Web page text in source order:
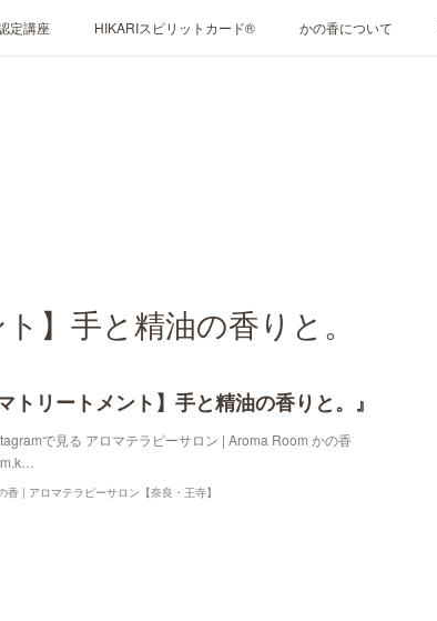
定講座 HIKARIスピリットカード® かの香について
】手と精油の香りと。
トリートメント】手と精油の香りと。』
で見る アロマテラピーサロン | Aroma Room かの香
香 | アロマテラピーサロン【奈良・王寺】